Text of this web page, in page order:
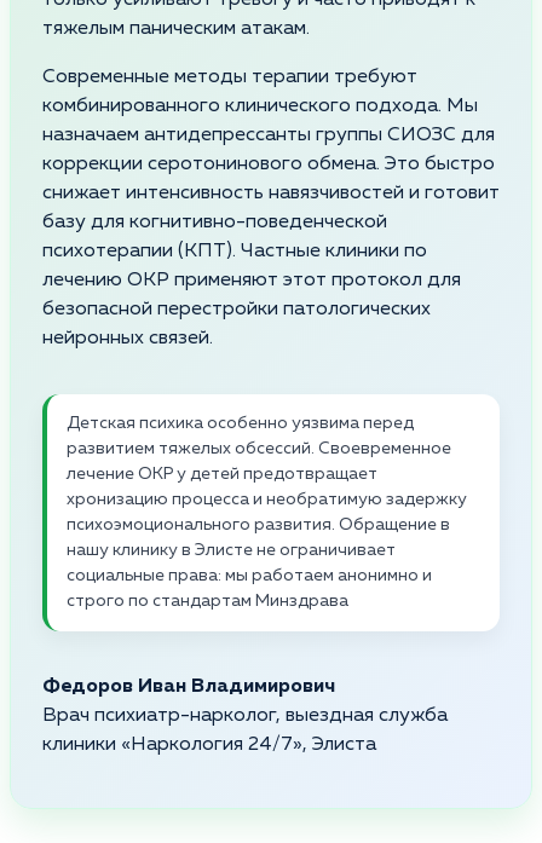
тяжелым паническим атакам.
Современные методы терапии требуют
комбинированного клинического подхода. Мы
назначаем антидепрессанты группы СИОЗС для
коррекции серотонинового обмена. Это быстро
снижает интенсивность навязчивостей и готовит
базу для когнитивно-поведенческой
психотерапии (КПТ). Частные клиники по
лечению ОКР применяют этот протокол для
безопасной перестройки патологических
нейронных связей.
Детская психика особенно уязвима перед
развитием тяжелых обсессий. Своевременное
лечение ОКР у детей предотвращает
хронизацию процесса и необратимую задержку
психоэмоционального развития. Обращение в
нашу клинику в Элисте не ограничивает
социальные права: мы работаем анонимно и
строго по стандартам Минздрава
Федоров Иван Владимирович
Врач психиатр-нарколог, выездная служба
клиники «Наркология 24/7», Элиста